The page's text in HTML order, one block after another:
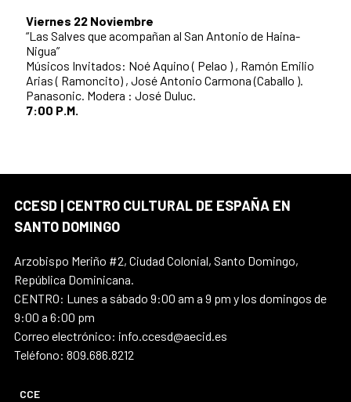
Viernes 22 Noviembre
“Las Salves que acompañan al San Antonio de Haina-
Nigua”
Músicos Invitados: Noé Aquino ( Pelao ) , Ramón Emilio
Arias ( Ramoncito) , José Antonio Carmona (Caballo ).
Panasonic. Modera : José Duluc.
7:00 P.M.
CCESD | CENTRO CULTURAL DE ESPAÑA EN
SANTO DOMINGO
Arzobispo Meriño #2, Ciudad Colonial, Santo Domingo,
República Dominicana.
CENTRO: Lunes a sábado 9:00 am a 9 pm y los domingos de
9:00 a 6:00 pm
Correo electrónico: info.ccesd@aecid.es
Teléfono: 809.686.8212
CCE